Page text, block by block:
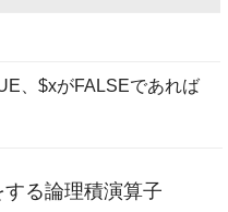
、$xがFALSEであれば
る論理積演算子